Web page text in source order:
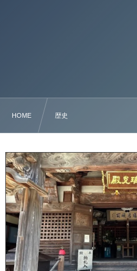
HOME 歴史